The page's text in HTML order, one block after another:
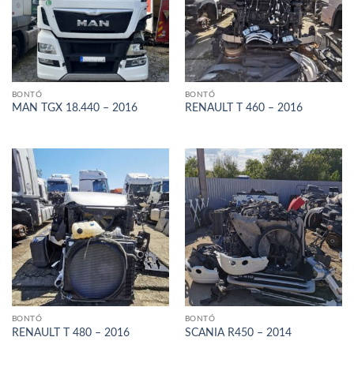
BONTÓ
MAN TGX 18.440 – 2016
BONTÓ
RENAULT T 460 – 2016
BONTÓ
RENAULT T 480 – 2016
BONTÓ
SCANIA R450 – 2014